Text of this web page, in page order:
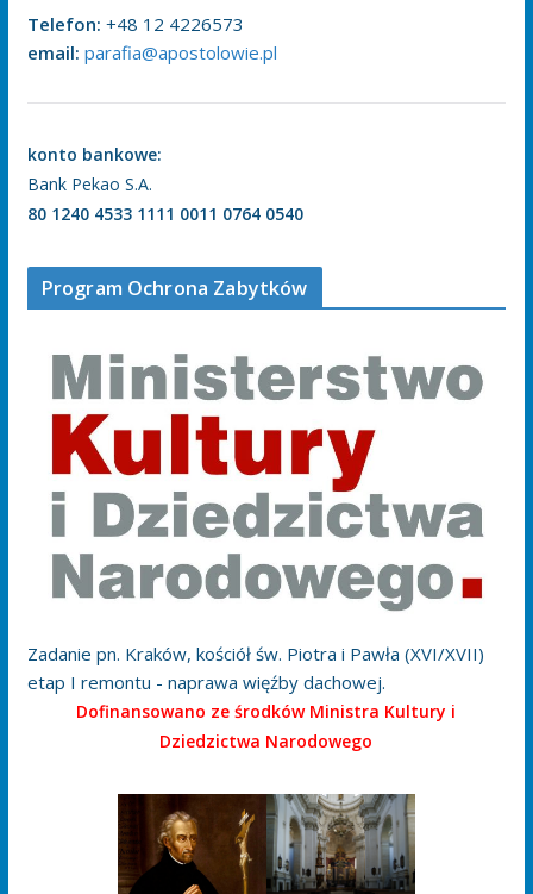
Telefon: +48 12 4226573
email: parafia@apostolowie.pl
konto bankowe:
Bank Pekao S.A.
80 1240 4533 1111 0011 0764 0540
Program Ochrona Zabytków
Zadanie pn. Kraków, kościół św. Piotra i Pawła (XVI/XVII)
etap I remontu - naprawa więźby dachowej.
Dofinansowano ze środków Ministra Kultury i
Dziedzictwa Narodowego